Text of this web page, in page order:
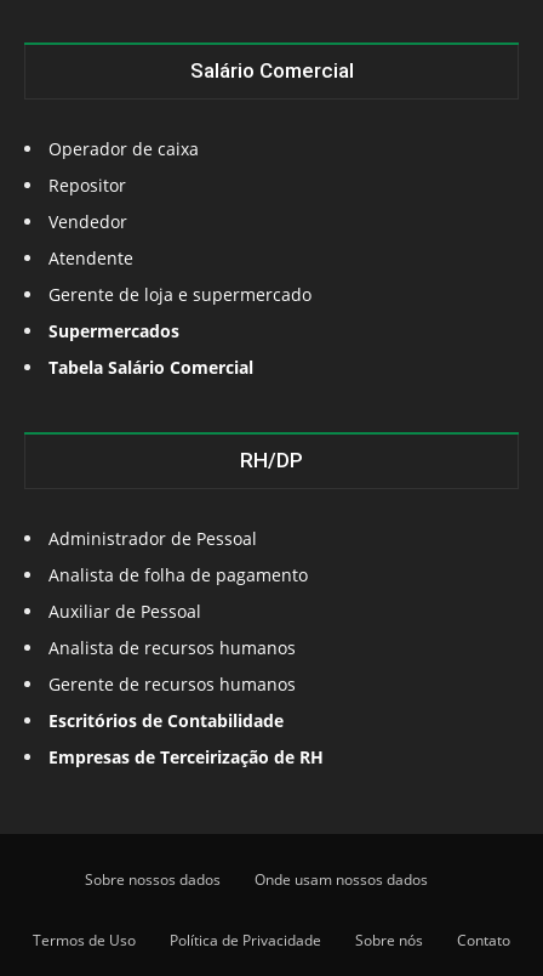
Salário Comercial
Operador de caixa
Repositor
Vendedor
Atendente
Gerente de loja e supermercado
Supermercados
Tabela Salário Comercial
RH/DP
Administrador de Pessoal
Analista de folha de pagamento
Auxiliar de Pessoal
Analista de recursos humanos
Gerente de recursos humanos
Escritórios de Contabilidade
Empresas de Terceirização de RH
Sobre nossos dados Onde usam nossos dados
Termos de Uso Política de Privacidade Sobre nós Contato